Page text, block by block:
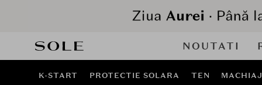
NOUTATI
K-START PROTECTIE SOLARA TEN MACHIAJ